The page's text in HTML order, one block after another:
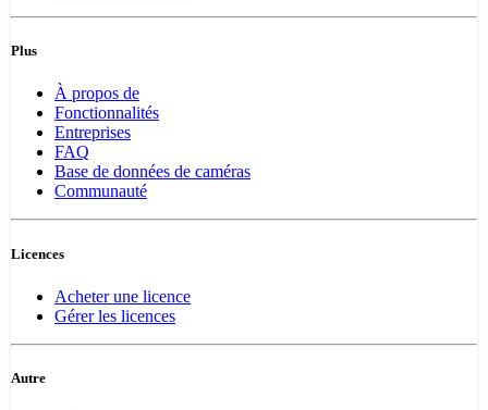
Plus
À propos de
Fonctionnalités
Entreprises
FAQ
Base de données de caméras
Communauté
Licences
Acheter une licence
Gérer les licences
Autre